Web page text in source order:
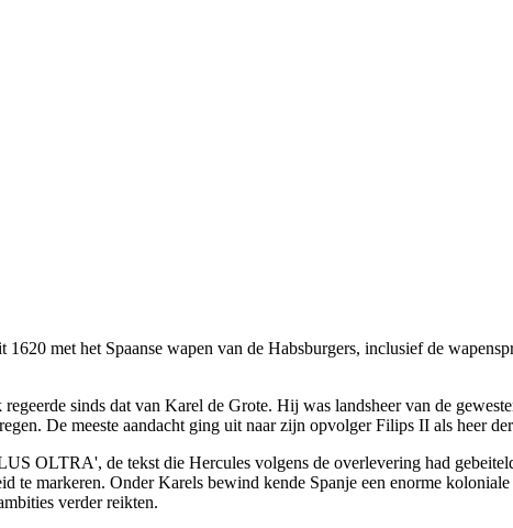
1620 met het Spaanse wapen van de Habsburgers, inclusief de
sinds dat van Karel de Grote. Hij was landsheer van de
De meeste aandacht ging uit naar zijn opvolger Filips II als heer
OLTRA', de tekst die Hercules volgens de overlevering had
te markeren. Onder Karels bewind kende Spanje een enorme
verder reikten.